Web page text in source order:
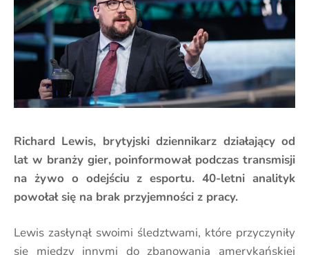
Richard Lewis, brytyjski dziennikarz działający od
lat w branży gier, poinformował podczas transmisji
na żywo o odejściu z esportu. 40-letni analityk
powołał się na brak przyjemności z pracy.
Lewis zasłynął swoimi śledztwami, które przyczyniły
się między innymi do zbanowania amerykańskiej